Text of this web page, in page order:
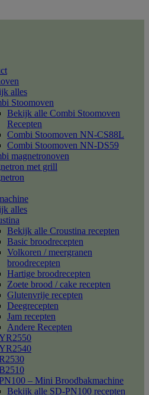
alles
Stoomoven
Bekijk alle Combi Stoomoven
Recepten
Combi Stoomoven NN-CS88L
Combi Stoomoven NN-DS59
magnetronoven
met grill
alles
Bekijk alle Croustina recepten
Basic broodrecepten
Volkoren / meergranen
broodrecepten
Hartige broodrecepten
Zoete brood / cake recepten
Glutenvrije recepten
Deegrecepten
Jam recepten
Andere Recepten
– Mini Broodbakmachine
Bekijk alle SD-PN100 recepten